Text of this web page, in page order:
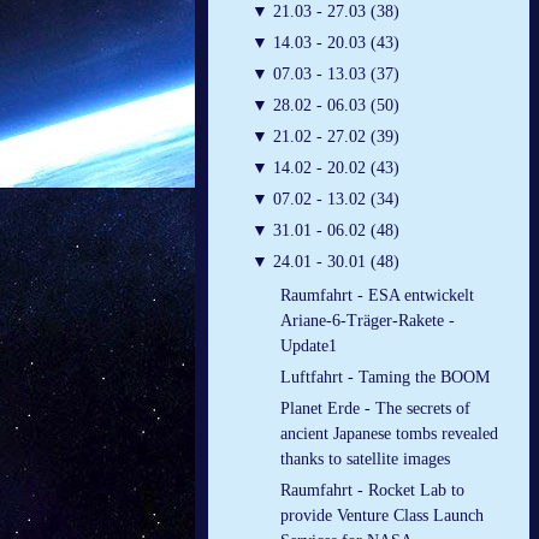
▼ 21.03 - 27.03 (38)
▼ 14.03 - 20.03 (43)
▼ 07.03 - 13.03 (37)
▼ 28.02 - 06.03 (50)
▼ 21.02 - 27.02 (39)
▼ 14.02 - 20.02 (43)
▼ 07.02 - 13.02 (34)
▼ 31.01 - 06.02 (48)
▼ 24.01 - 30.01 (48)
Raumfahrt - ESA entwickelt
Ariane-6-Träger-Rakete -
Update1
Luftfahrt - Taming the BOOM
Planet Erde - The secrets of
ancient Japanese tombs revealed
thanks to satellite images
Raumfahrt - Rocket Lab to
provide Venture Class Launch